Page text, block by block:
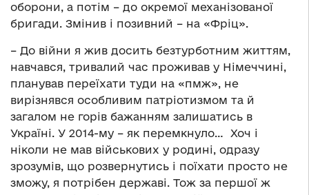
оборони, а потім – до окремої механізованої
бригади. Змінив і позивний – на «Фріц».
– До війни я жив досить безтурботним життям,
навчався, тривалий час проживав у Німеччині,
планував переїхати туди на «пмж», не
вирізнявся особливим патріотизмом та й
загалом не горів бажанням залишатись в
Україні. У 2014-му – як перемкнуло… Хоч і
ніколи не мав військових у родині, одразу
зрозумів, що розвернутись і поїхати просто не
зможу, я потрібен державі. Тож за першої ж